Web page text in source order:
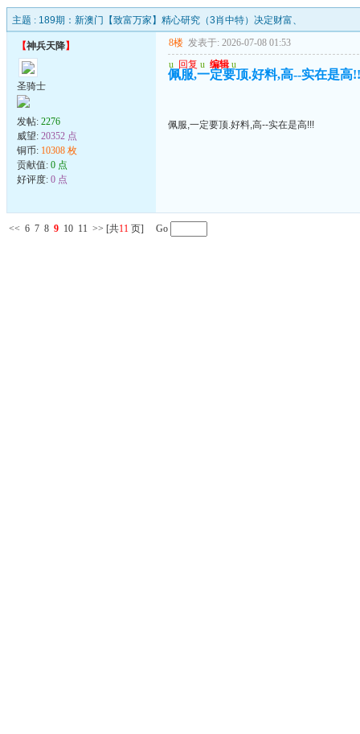
主题 : 189期：新澳门【致富万家】精心研究（3肖中特）决定财富、
【神兵天降】
圣骑士
发帖: 2276
威望: 20352 点
铜币: 10308 枚
贡献值: 0 点
好评度: 0 点
8楼 发表于: 2026-07-08 01:53
u 回复 u 编辑 u
佩服,一定要顶.好料,高--实在是高
佩服,一定要顶.好料,高--实在是高!!!
<< 6 7 8 9 10 11 >> [共11 页] Go